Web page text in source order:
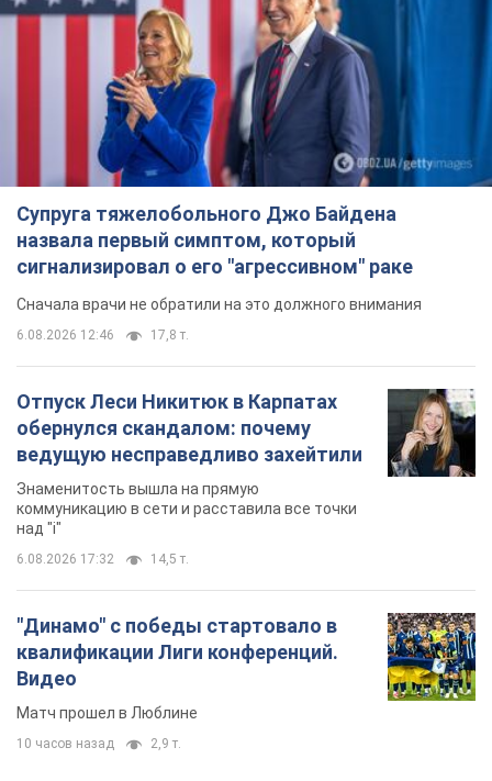
Супруга тяжелобольного Джо Байдена
назвала первый симптом, который
сигнализировал о его "агрессивном" раке
Сначала врачи не обратили на это должного внимания
6.08.2026 12:46 17,8 т.
Отпуск Леси Никитюк в Карпатах
обернулся скандалом: почему
ведущую несправедливо захейтили
Знаменитость вышла на прямую
коммуникацию в сети и расставила все точки
над "i"
6.08.2026 17:32 14,5 т.
"Динамо" с победы стартовало в
квалификации Лиги конференций.
Видео
Матч прошел в Люблине
10 часов назад 2,9 т.